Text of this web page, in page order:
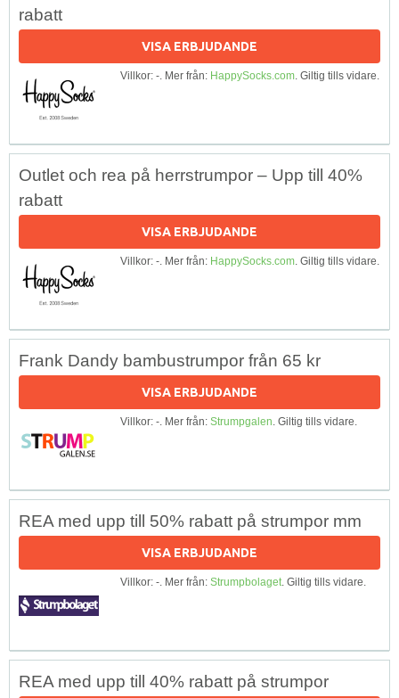
rabatt
VISA ERBJUDANDE
Villkor: -. Mer från: HappySocks.com. Giltig tills vidare.
Outlet och rea på herrstrumpor – Upp till 40%
rabatt
VISA ERBJUDANDE
Villkor: -. Mer från: HappySocks.com. Giltig tills vidare.
Frank Dandy bambustrumpor från 65 kr
VISA ERBJUDANDE
Villkor: -. Mer från: Strumpgalen. Giltig tills vidare.
REA med upp till 50% rabatt på strumpor mm
VISA ERBJUDANDE
Villkor: -. Mer från: Strumpbolaget. Giltig tills vidare.
REA med upp till 40% rabatt på strumpor